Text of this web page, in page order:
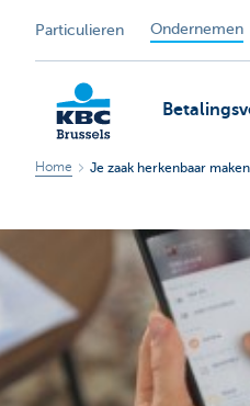
Particulieren Ondernemen
KBC
Home Je zaak herkenbaar